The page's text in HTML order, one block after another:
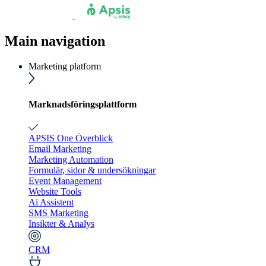
Main navigation
Marketing platform
Marknadsföringsplattform
APSIS One Överblick
Email Marketing
Marketing Automation
Formulär, sidor & undersökningar
Event Management
Website Tools
Ai Assistent
SMS Marketing
Insikter & Analys
CRM